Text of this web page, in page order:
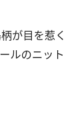
が目を惹く
ルのニット